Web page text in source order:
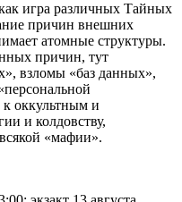
игра различных Тайных
причин внешних
атомные структуры.
причин, тут
взломы «баз данных»,
к оккультным и
и колдовству,
«мафии».